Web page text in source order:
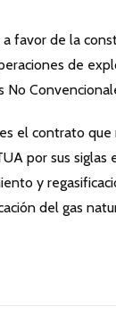
favor de la
de
No
el contrato que
por sus siglas
y
del gas